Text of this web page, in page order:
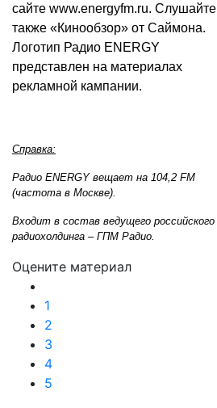
сайте www.energyfm.ru. Слушайте
также «Кинообзор» от Саймона.
Логотип Радио ENERGY
представлен на материалах
рекламной кампании.
Справка:
Радио ENERGY вещает на 104,2 FM
(частота в Москве).
Входит в состав ведущего российского
радиохолдинга – ГПМ Радио.
Оцените материал
1
2
3
4
5